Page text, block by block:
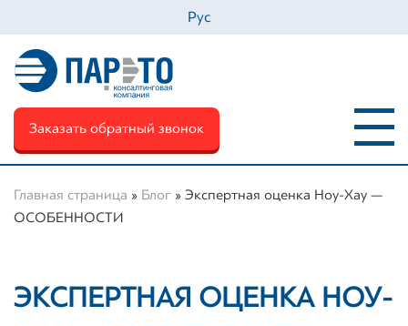
Рус
Заказать обратный звонок
Главная страница » Блог » Экспертная оценка Ноу-Хау —
ОСОБЕННОСТИ
ЭКСПЕРТНАЯ ОЦЕНКА НОУ-